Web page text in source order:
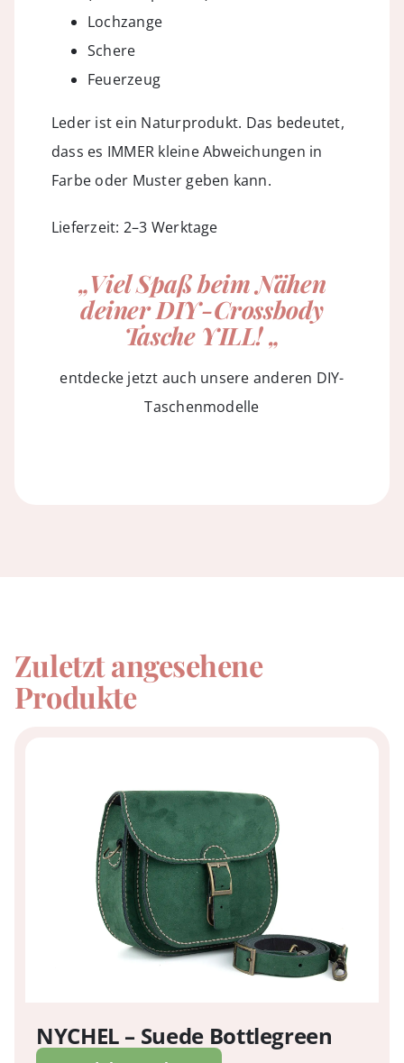
Lochzange
Schere
Feuerzeug
Leder ist ein Naturprodukt. Das bedeutet,
dass es IMMER kleine Abweichungen in
Farbe oder Muster geben kann.
Lieferzeit: 2–3 Werktage
„Viel Spaß beim Nähen
deiner DIY-Crossbody
Tasche YILL! „
entdecke jetzt auch unsere anderen DIY-
Taschenmodelle
Zuletzt angesehene
Produkte
NYCHEL – Suede Bottlegreen